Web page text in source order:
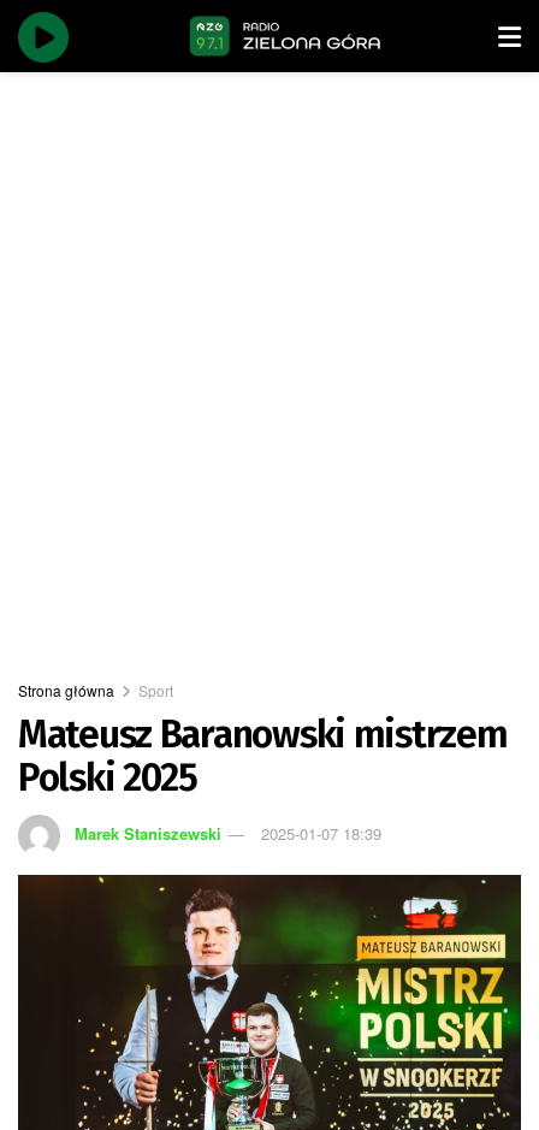
Strona główna Sport
Mateusz Baranowski mistrzem
Polski 2025
Marek Staniszewski 2025-01-07 18:39